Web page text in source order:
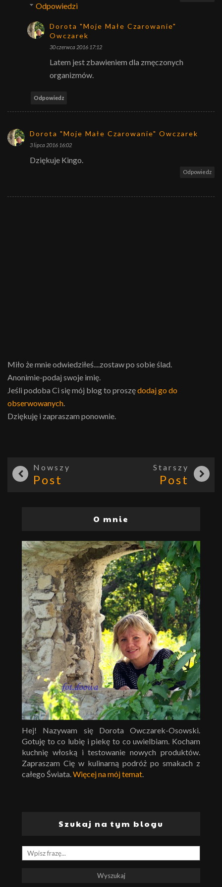
Odpowiedzi
Dorota "Moje Małe Czarowanie"
Owczarek
30 czerwca 2016 17:12
Latem jest zbawieniem dla zmęczonych
organizmów.
Odpowiedz
Dorota "Moje Małe Czarowanie" Owczarek
3 lipca 2016 16:02
Dziękuje Kingo.
Odpowiedz
Miło że mnie odwiedziłeś....zostaw po sobie ślad.
Anonimie-podaj swoje imię.
Jeśli podoba Ci się mój blog to proszędodaj go do
obserwowanych
Dziękuję i zapraszam ponownie.
Nowszy
Post
Starszy
Post
O mnie
Hej! Nazywam się Dorota Owczarek-Osowski.
Gotuję to co lubię i piekę to co uwielbiam. Kocham
kuchnię włoską i testowanie nowych produktów.
Zapraszam Cię w kulinarną podróż po smakach z
całego Świata. Więcej na mój temat
Szukaj na tym blogu